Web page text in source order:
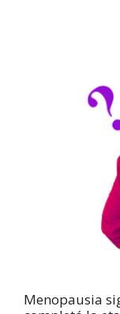
Menopausia